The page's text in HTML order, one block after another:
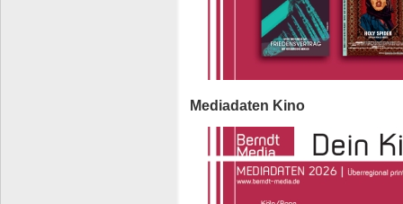
Mediadaten Kino